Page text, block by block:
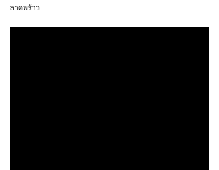
ลาดพร้าว